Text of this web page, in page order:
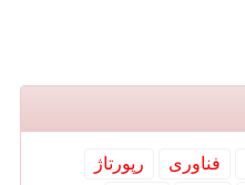
فناوری
رپورتاژ